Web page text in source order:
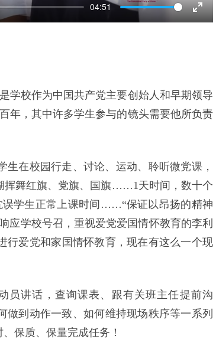
04:51
Enter
学校作为中国共产党主要创始人和早期领导
年，其中许多学生参与的镜头需要他所负责
在校园行走、讨论、运动、聆听微党课，
挥舞红旗、党旗、国旗……1天时间，数十个
误学生正常上课时间……“保证以昂扬的精神
应学校号召，重视爱党爱国情怀教育的李利
行爱党和家国情怀教育，现在有这么一个现
员讲话，查询课表、跟有关班主任提前沟
到动作一致、如何维持现场秩序等一系列
保质、保量完成任务！